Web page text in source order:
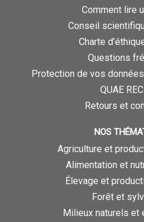
Comment lire
Conseil
Charte
Questions
Protection de vos
QUAE
Retours et
NOS
Agriculture et
Alimentation et
Élevage et
Forêt et
Milieux naturels et